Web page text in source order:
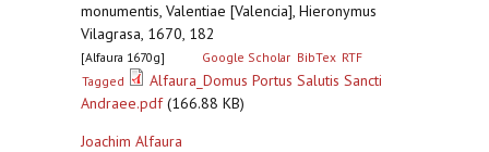
monumentis, Valentiae [Valencia], Hieronymus
Vilagrasa, 1670, 182
[Alfaura 1670g] Google Scholar BibTex RTF
Tagged
Alfaura_Domus Portus Salutis Sancti
Andraee.pdf(166.88 KB)
Joachim Alfaura